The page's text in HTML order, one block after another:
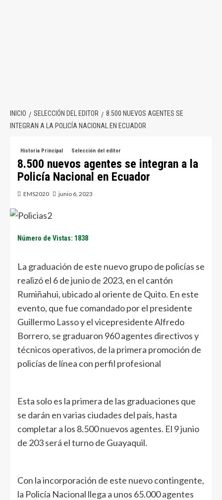
INICIO SELECCIÓN DEL EDITOR
8.500 NUEVOS AGENTES SE
INTEGRAN A LA POLICÍA NACIONAL EN ECUADOR
Historia Principal Selección del editor
8.500 nuevos agentes se integran a la
Policía Nacional en Ecuador
EMS2020 junio 6, 2023
Número de Vistas: 1838
La graduación de este nuevo grupo de policías se
realizó el 6 de junio de 2023, en el cantón
Rumiñahui, ubicado al oriente de Quito. En este
evento, que fue comandado por el presidente
Guillermo Lasso y el vicepresidente Alfredo
Borrero, se graduaron 960 agentes directivos y
técnicos operativos, de la primera promoción de
policías de línea con perfil profesional
Esta solo es la primera de las graduaciones que
se darán en varias ciudades del país, hasta
completar a los 8.500 nuevos agentes. El 9 junio
de 203 será el turno de Guayaquil.
Con la incorporación de este nuevo contingente,
la Policía Nacional llega a unos 65.000 agentes